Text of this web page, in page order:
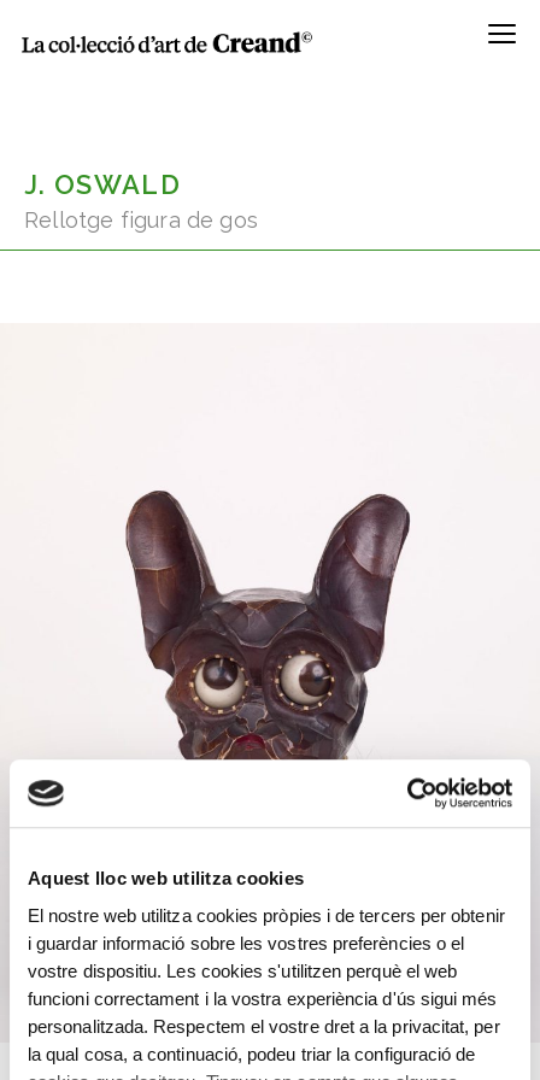
Aquest lloc web utilitza cookies
El nostre web utilitza cookies pròpies i de tercers per obtenir
i guardar informació sobre les vostres preferències o el
vostre dispositiu. Les cookies s'utilitzen perquè el web
funcioni correctament i la vostra experiència d'ús sigui més
personalitzada. Respectem el vostre dret a la privacitat, per
la qual cosa, a continuació, podeu triar la configuració de
Menú
J. OSWALD
Rellotge figura de gos